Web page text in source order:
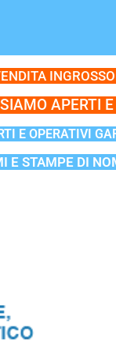
SIAMO APERTI
E OPERATIVI
E STAMPE DI